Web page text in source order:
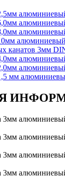
алюминиевый
канатов 3мм
мм